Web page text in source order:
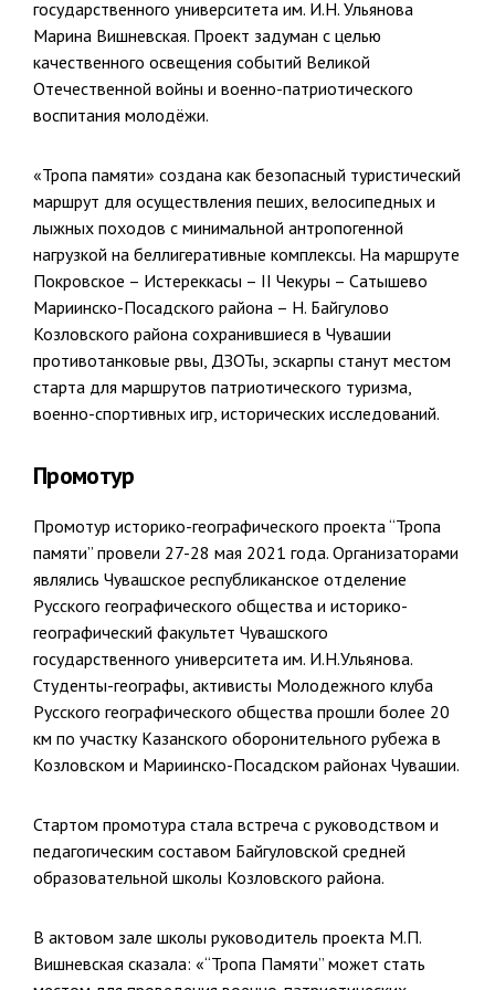
государственного университета им. И.Н. Ульянова
Марина Вишневская. Проект задуман с целью
качественного освещения событий Великой
Отечественной войны и военно-патриотического
воспитания молодёжи.
«Тропа памяти» создана как безопасный туристический
маршрут для осуществления пеших, велосипедных и
лыжных походов с минимальной антропогенной
нагрузкой на беллигеративные комплексы. На маршруте
Покровское – Истереккасы – II Чекуры – Сатышево
Мариинско-Посадского района – Н. Байгулово
Козловского района сохранившиеся в Чувашии
противотанковые рвы, ДЗОТы, эскарпы станут местом
старта для маршрутов патриотического туризма,
военно-спортивных игр, исторических исследований.
Промотур
Промотур историко-географического проекта “Тропа
памяти” провели 27-28 мая 2021 года. Организаторами
являлись Чувашское республиканское отделение
Русского географического общества и историко-
географический факультет Чувашского
государственного университета им. И.Н.Ульянова.
Студенты-географы, активисты Молодежного клуба
Русского географического общества прошли более 20
км по участку Казанского оборонительного рубежа в
Козловском и Мариинско-Посадском районах Чувашии.
Стартом промотура стала встреча с руководством и
педагогическим составом Байгуловской средней
образовательной школы Козловского района.
В актовом зале школы руководитель проекта М.П.
Вишневская сказала: «“Тропа Памяти” может стать